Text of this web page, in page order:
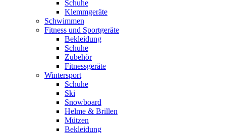
Schuhe
Klemmgeräte
Schwimmen
Fitness und Sportgeräte
Bekleidung
Schuhe
Zubehör
Fitnessgeräte
Wintersport
Schuhe
Ski
Snowboard
Helme & Brillen
Mützen
Bekleidung